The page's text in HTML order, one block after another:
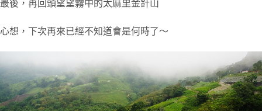
最後，再回頭望望霧中的太麻里金針山
心想，下次再來已經不知道會是何時了～